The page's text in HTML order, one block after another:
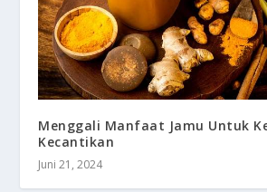
Menggali Manfaat Jamu Untuk
Kecantikan
Juni 21, 2024